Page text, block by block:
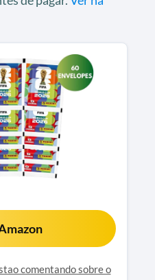
comentando sobre o